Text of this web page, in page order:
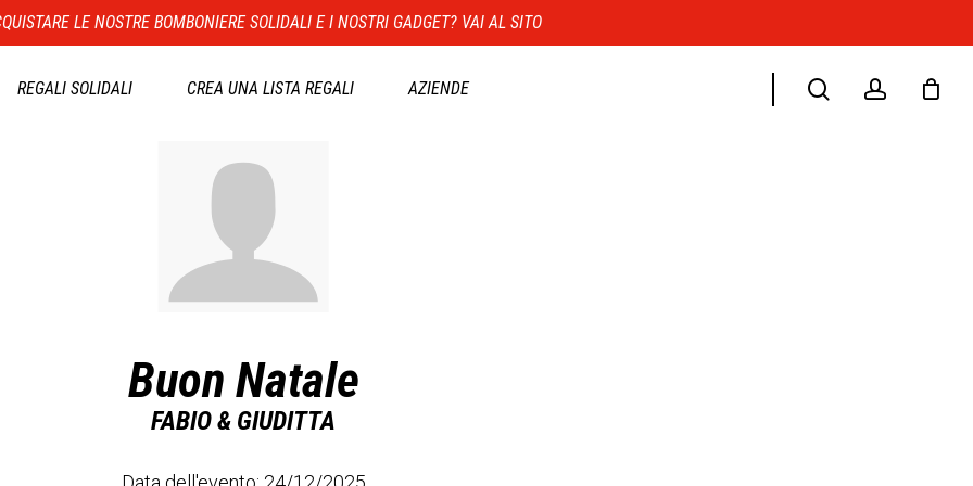
LE NOSTRE BOMBONIERE SOLIDALI E I NOSTRI GADGET? VAI AL SITO
REGALI SOLIDALI CREA UNA LISTA REGALI AZIENDE searchaccount
Buon Natale
FABIO & GIUDITTA